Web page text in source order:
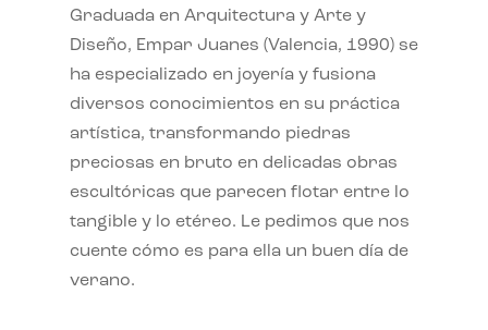
Graduada en Arquitectura y Arte y
Diseño, Empar Juanes (Valencia, 1990) se
ha especializado en joyería y fusiona
diversos conocimientos en su práctica
artística, transformando piedras
preciosas en bruto en delicadas obras
escultóricas que parecen flotar entre lo
tangible y lo etéreo. Le pedimos que nos
cuente cómo es para ella un buen día de
verano.